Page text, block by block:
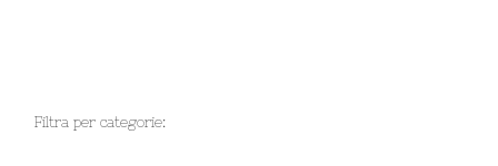
Filtra per categorie: